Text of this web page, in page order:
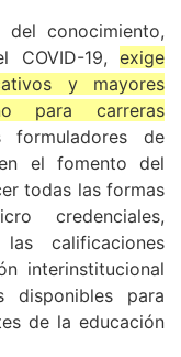
conocimiento,
19, exige
y mayores
para carreras
formuladores de
el fomento del
todas las formas
credenciales,
calificaciones
interinstitucional
para
de la educación